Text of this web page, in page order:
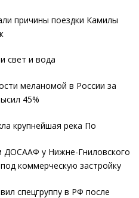
причины поездки Камилы
свет и вода
меланомой в России за
45%
крупнейшая река По
ДОСААФ у Нижне-Гниловского
коммерческую застройку
спецгруппу в РФ после